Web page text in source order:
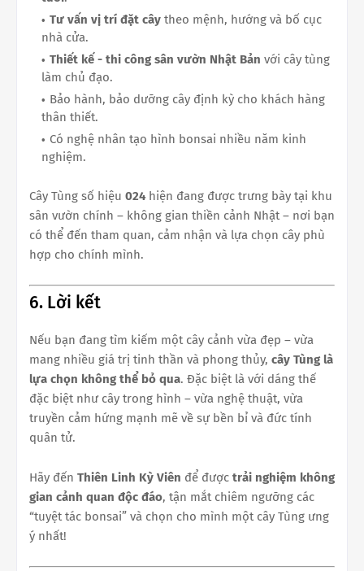
Tư vấn vị trí đặt cây theo mệnh, hướng và bố cục
nhà cửa.
Thiết kế - thi công sân vườn Nhật Bản với cây tùng
làm chủ đạo.
Bảo hành, bảo dưỡng cây định kỳ cho khách hàng
thân thiết.
Có nghệ nhân tạo hình bonsai nhiều năm kinh
nghiệm.
Cây Tùng số hiệu 024hiện đang được trưng bày tại khu
sân vườn chính – không gian thiền cảnh Nhật – nơi bạn
có thể đến tham quan, cảm nhận và lựa chọn cây phù
hợp cho chính mình.
6. Lời kết
Nếu bạn đang tìm kiếm một cây cảnh vừa đẹp – vừa
mang nhiều giá trị tinh thần và phong thủy, cây Tùng là
lựa chọn không thể bỏ qua. Đặc biệt là với dáng thế
đặc biệt như cây trong hình – vừa nghệ thuật, vừa
truyền cảm hứng mạnh mẽ về sự bền bỉ và đức tính
quân tử.
Hãy đến Thiên Linh Kỳ Viên để được trải nghiệm không
gian cảnh quan độc đáo, tận mắt chiêm ngưỡng các
“tuyệt tác bonsai” và chọn cho mình một cây Tùng ưng
ý nhất!